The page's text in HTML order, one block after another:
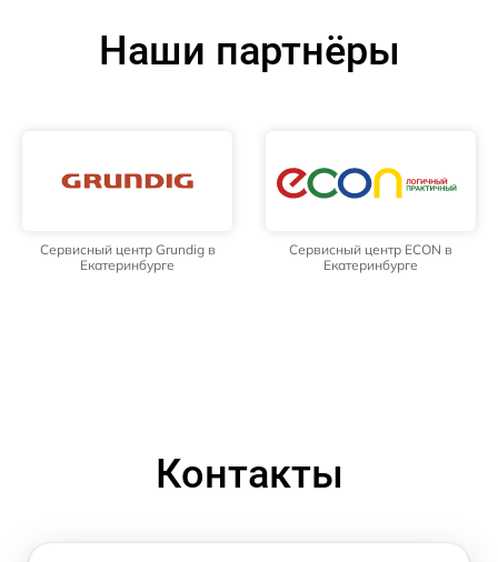
Наши партнёры
Сервисный центр Grundig в
Екатеринбурге
Сервисный центр ECON в
Екатеринбурге
Контакты